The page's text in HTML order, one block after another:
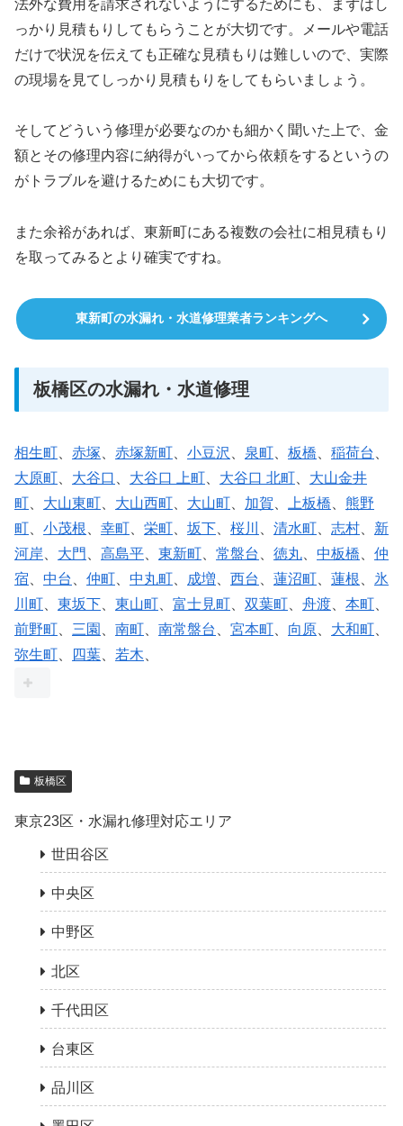
法外な費用を請求されないようにするためにも、まずはし
っかり見積もりしてもらうことが大切です。メールや電話
だけで状況を伝えても正確な見積もりは難しいので、実際
の現場を見てしっかり見積もりをしてもらいましょう。
そしてどういう修理が必要なのかも細かく聞いた上で、金
額とその修理内容に納得がいってから依頼をするというの
がトラブルを避けるためにも大切です。
また余裕があれば、東新町にある複数の会社に相見積もり
を取ってみるとより確実ですね。
東新町の水漏れ・水道修理業者ランキングへ
板橋区の水漏れ・水道修理
相生町 赤塚 赤塚新町 小豆沢 泉町 板橋 稲荷台
大原町
大谷口 大谷口 上町 大谷口 北町
大山金井
町
大山東町 大山西町 大山町 加賀 上板橋
熊野
町
小茂根 幸町 栄町 坂下 桜川 清水町 志村
新
河岸
大門 高島平 東新町 常盤台 徳丸 中板橋
仲
宿
中台 仲町 中丸町 成増 西台 蓮沼町 蓮根
氷
川町
東坂下 東山町 富士見町 双葉町 舟渡 本町
前野町
三園 南町 南常盤台 宮本町 向原 大和町
弥生町
四葉 若木
板橋区
東京23区・水漏れ修理対応エリア
世田谷区
中央区
中野区
北区
千代田区
台東区
品川区